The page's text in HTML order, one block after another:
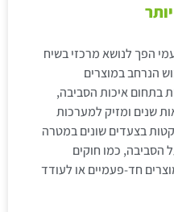
הפך לנושא מרכזי בשיח
הנרחב במוצרים
בתחום איכות הסביבה,
שנים ומזיק למערכות
בצעדים שונים במטרה
כמו חוקים
חד-פעמיים או לעודד